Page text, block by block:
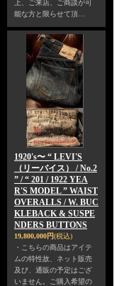
上、ご来店、ご商談が可
能な方と限らせて頂…
1920's〜 “ LEVI'S
（リーバイス） / No.2
” / “ 201 / 1922 YEA
R'S MODEL ” WAIST
OVERALLS / W. BUC
KLEBACK & SUSPE
NDERS BUTTONS
19,800,000円(税込)
・こちらの商品はアイテ
ムの特性故、ネット販売
及び、通販の予定はござ
いません。ご購入希望の